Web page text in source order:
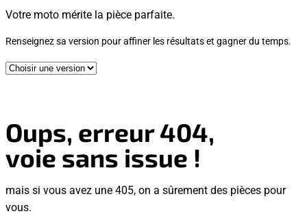
Votre moto mérite la pièce parfaite.
Renseignez sa version pour affiner les résultats et gagner du temps.
Oups, erreur 404,
voie sans issue !
mais si vous avez une 405, on a sûrement des pièces pour
vous.